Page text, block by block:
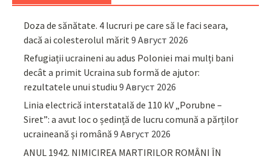
Doza de sănătate. 4 lucruri pe care să le faci seara,
dacă ai colesterolul mărit 9 Август 2026
Refugiații ucraineni au adus Poloniei mai mulți bani
decât a primit Ucraina sub formă de ajutor:
rezultatele unui studiu 9 Август 2026
Linia electrică interstatală de 110 kV „Porubne –
Siret”: a avut loc o ședință de lucru comună a părților
ucraineană și română 9 Август 2026
ANUL 1942. NIMICIREA MARTIRILOR ROMÂNI ÎN